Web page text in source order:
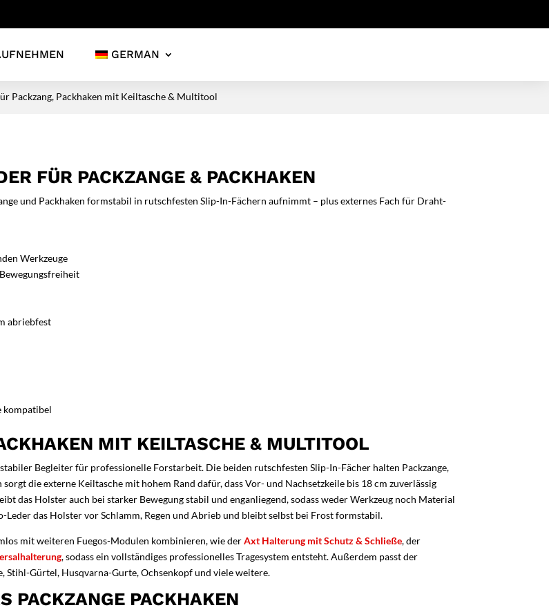
GERMAN
Packzang, Packhaken mit Keiltasche & Multitool
FÜR PACKZANGE & PACKHAKEN
und Packhaken formstabil in rutschfesten Slip-In-Fächern aufnimmt – plus externes Fach für Draht-
Werkzeuge
abriebfest
kompatibel
MIT KEILTASCHE & MULTITOOL
Begleiter für professionelle Forstarbeit. Die beiden rutschfesten Slip-In-Fächer halten Packzange,
die externe Keiltasche mit hohem Rand dafür, dass Vor- und Nachsetzkeile bis 18 cm zuverlässig
das Holster auch bei starker Bewegung stabil und enganliegend, sodass weder Werkzeug noch Material
das Holster vor Schlamm, Regen und Abrieb und bleibt selbst bei Frost formstabil.
mit weiteren Fuegos-Modulen kombinieren, wie der Axt Halterung mit Schutz & Schließe, der
, sodass ein vollständiges professionelles Tragesystem entsteht. Außerdem passt der
Stihl-Gürtel, Husqvarna-Gurte, Ochsenkopf und viele weitere.
PACKZANGE PACKHAKEN